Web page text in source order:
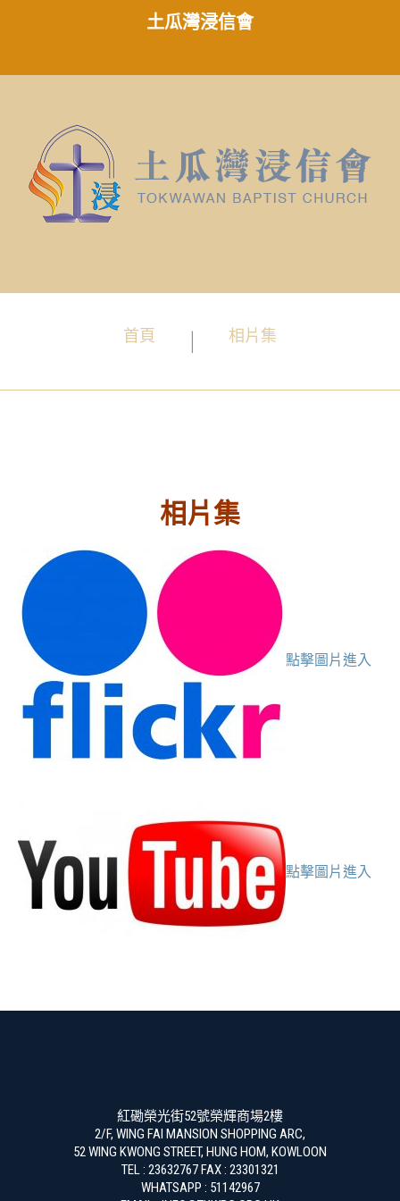
首頁 相片集
相片集
點擊圖片進入
點擊圖片進入
紅磡榮光街52號榮輝商場2樓
2/F, WING FAI MANSION SHOPPING ARC,
52 WING KWONG STREET, HUNG HOM, KOWLOON
TEL : 23632767 FAX : 23301321
WHATSAPP : 51142967
土瓜灣浸信會